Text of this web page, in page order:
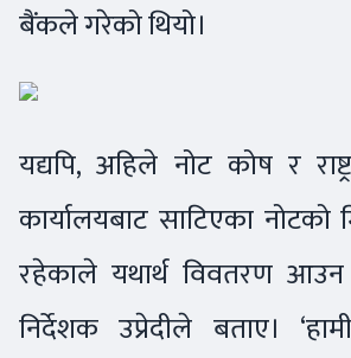
बैंकले गरेको थियो।
यद्यपि, अहिले नोट कोष र
कार्यालयबाट साटिएका
रहेकाले यथार्थ विवतरण आउन
निर्देशक उप्रेदीले बताए।